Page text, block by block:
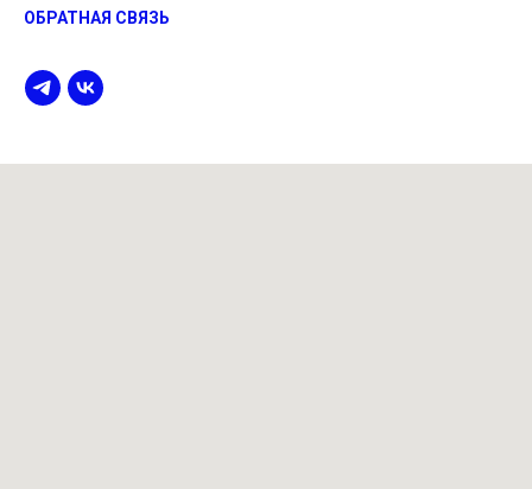
ОБРАТНАЯ СВЯЗЬ